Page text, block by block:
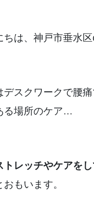
ちは、神戸市垂水
デスクワークで腰
る場所のケア…
トレッチやケアを
おもいます。